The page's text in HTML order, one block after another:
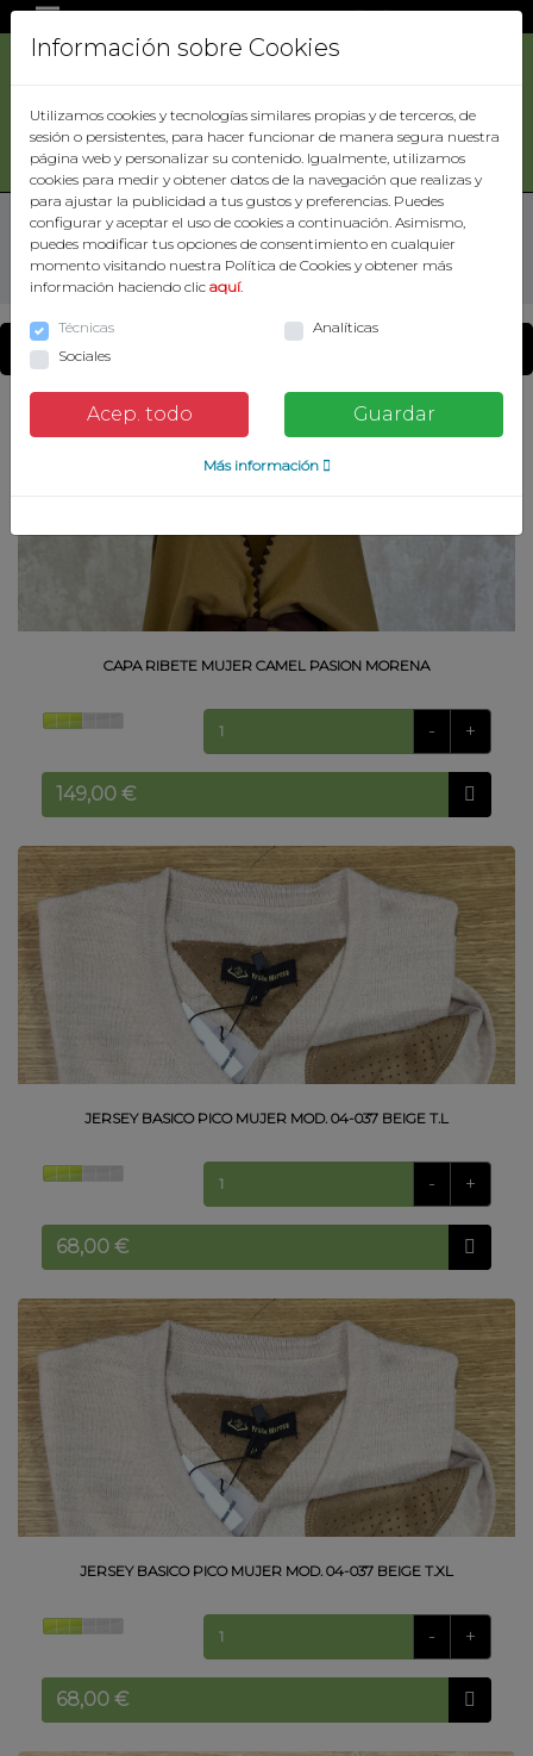
Información sobre Cookies
Utilizamos cookies y tecnologías similares propias y de terceros, de
sesión o persistentes, para hacer funcionar de manera segura nuestra
página web y personalizar su contenido. Igualmente, utilizamos
cookies para medir y obtener datos de la navegación que realizas y
para ajustar la publicidad a tus gustos y preferencias. Puedes
configurar y aceptar el uso de cookies a continuación. Asimismo,
puedes modificar tus opciones de consentimiento en cualquier
momento visitando nuestra Política de Cookies y obtener más
información haciendo clic aquí.
Técnicas
Analíticas
Sociales
Acep. todo Guardar
Más información
| | 0| Total:0,00€
DE
CAZA
ARMAS
ROPA
CARTUCHERIA
ZAPATERIA
CUERO
y
Contacto
Catálogo
Buscar
Inicio ROPA ROPA MUJER JERSEY MUJER
Catálogo de productos
CAPA RIBETE MUJER CAMEL PASION MORENA
- +
JERSEY BASICO PICO MUJER MOD. 04-037 BEIGE T.L
- +
JERSEY BASICO PICO MUJER MOD. 04-037 BEIGE T.XL
- +